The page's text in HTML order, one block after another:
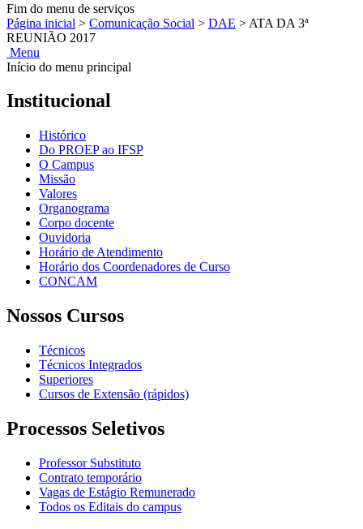
Fim do menu de serviços
Página inicial > Comunicação Social > DAE > ATA DA 3ª
REUNIÃO 2017
Menu
Início do menu principal
Institucional
Histórico
Do PROEP ao IFSP
O Campus
Missão
Valores
Organograma
Corpo docente
Ouvidoria
Horário de Atendimento
Horário dos Coordenadores de Curso
CONCAM
Nossos Cursos
Técnicos
Técnicos Integrados
Superiores
Cursos de Extensão (rápidos)
Processos Seletivos
Professor Substituto
Contrato temporário
Vagas de Estágio Remunerado
Todos os Editais do campus